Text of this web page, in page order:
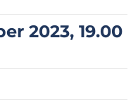
2023, 19.00